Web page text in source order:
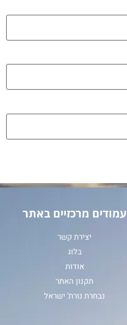
עמודים מרכזיים באתר
יצירת קשר
בלוג
אודות
תקנון האתר
נבחרת נורת' ישראל